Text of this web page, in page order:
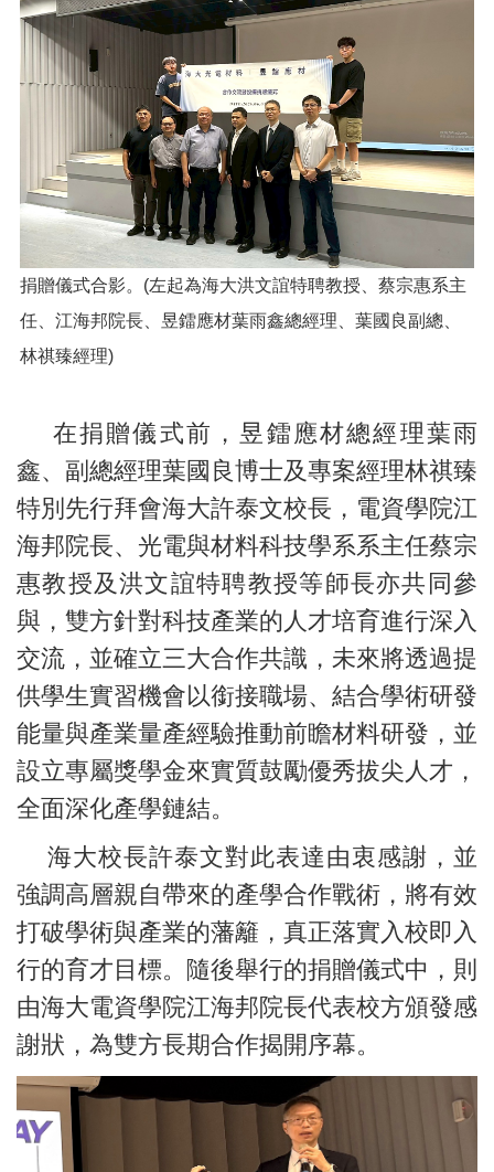
捐贈儀式合影。(左起為海大洪文誼特聘教授、蔡宗惠系主
任、江海邦院長、昱鐳應材葉雨鑫總經理、葉國良副總、
林祺臻經理)
在捐贈儀式前，昱鐳應材總經理葉雨
鑫、副總經理葉國良博士及專案經理林祺臻
特別先行拜會海大許泰文校長，電資學院江
海邦院長、光電與材料科技學系系主任蔡宗
惠教授及洪文誼特聘教授等師長亦共同參
與，雙方針對科技產業的人才培育進行深入
交流，並確立三大合作共識，未來將透過提
供學生實習機會以銜接職場、結合學術研發
能量與產業量產經驗推動前瞻材料研發，並
設立專屬獎學金來實質鼓勵優秀拔尖人才，
全面深化產學鏈結。
海大校長許泰文對此表達由衷感謝，並
強調高層親自帶來的產學合作戰術，將有效
打破學術與產業的藩籬，真正落實入校即入
行的育才目標。隨後舉行的捐贈儀式中，則
由海大電資學院江海邦院長代表校方頒發感
謝狀，為雙方長期合作揭開序幕。